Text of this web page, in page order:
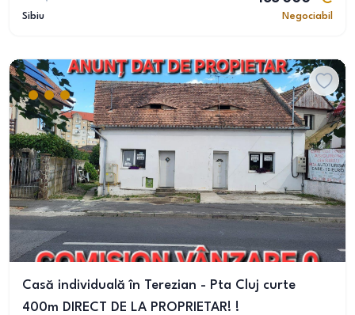
Sibiu
Negociabil
Casă individuală în Terezian - Pta Cluj curte
400m DIRECT DE LA PROPRIETAR! !